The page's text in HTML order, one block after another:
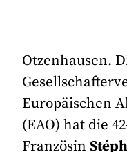
Otzenhausen.
Europäischen
(EAO) hat die
Französin